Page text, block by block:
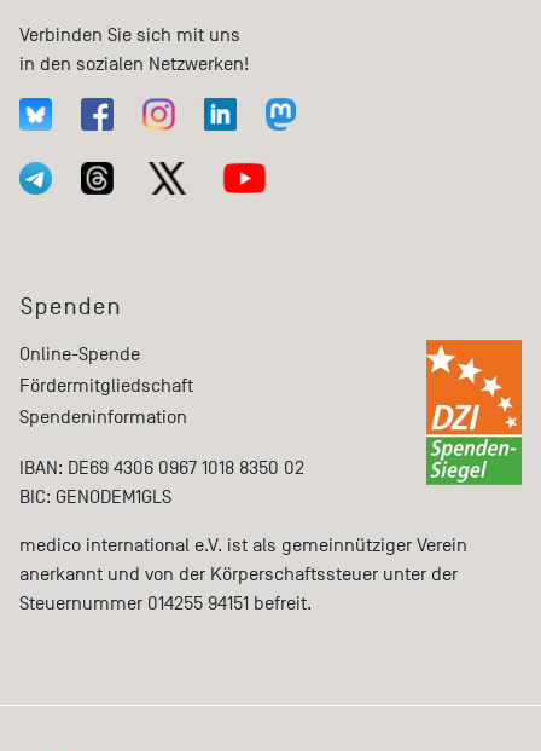
Verbinden Sie sich mit uns
in den sozialen Netzwerken!
Spenden
Online-Spende
Fördermitgliedschaft
Spendeninformation
IBAN: DE69 4306 0967 1018 8350 02
BIC: GENODEM1GLS
medico international e.V. ist als gemeinnütziger Verein
anerkannt und von der Körperschaftssteuer unter der
Steuernummer 014255 94151 befreit.